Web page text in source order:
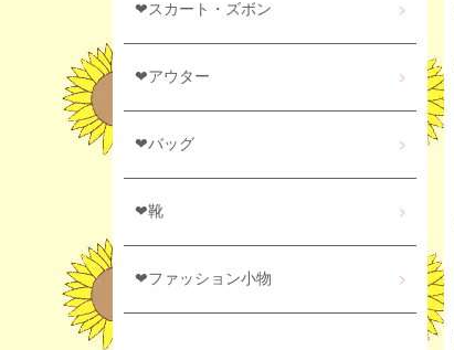
❤スカート・ズボン
❤アウター
❤バッグ
❤靴
❤ファッション小物